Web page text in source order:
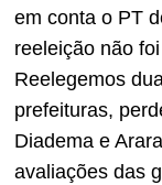
em conta o PT
reeleição não
Reelegemos
prefeituras,
Diadema e
avaliações das